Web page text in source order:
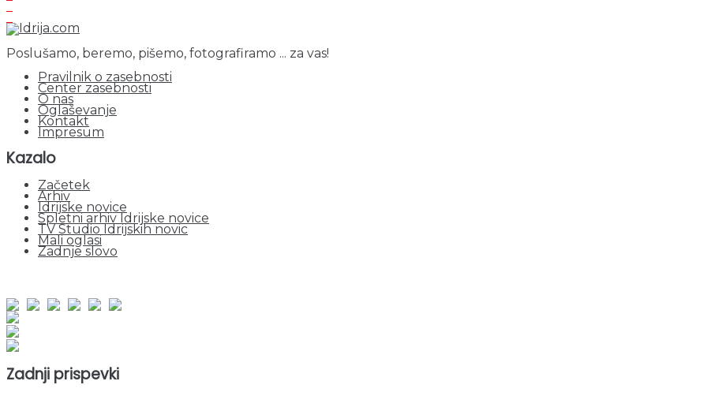
Poslušamo, beremo, pišemo, fotografiramo ... za vas!
Pravilnik o zasebnosti
Center zasebnosti
O nas
Oglaševanje
Kontakt
Impresum
Kazalo
Začetek
Arhiv
Idrijske novice
Spletni arhiv Idrijske novice
TV Studio Idrijskih novic
Mali oglasi
Zadnje slovo
Zadnji prispevki